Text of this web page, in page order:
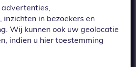
kopers
Zo
klaar voor
in bezoekers en
Wij kunnen ook uw geolocatie
indien u hier toestemming